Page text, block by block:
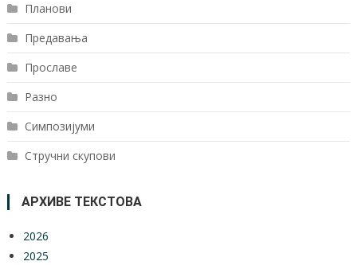
Планови
Предавања
Прославе
Разно
Симпозијуми
Стручни скупови
АРХИВЕ ТЕКСТОВА
2026
2025